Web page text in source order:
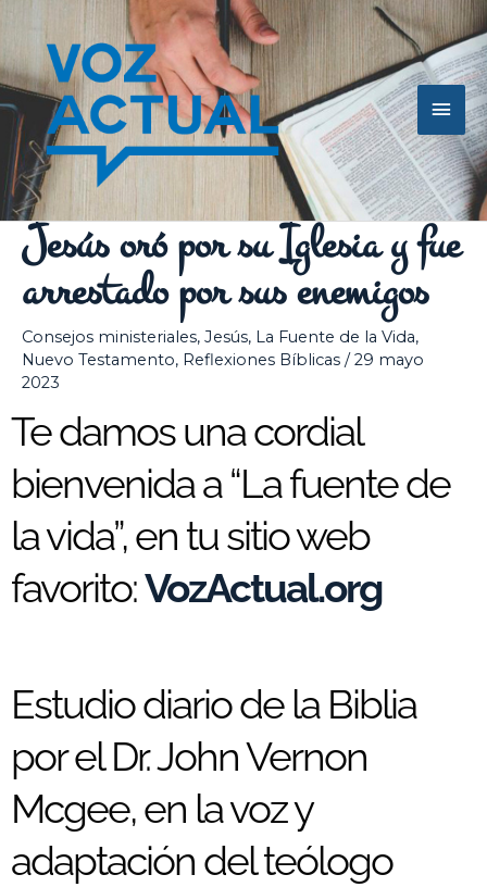
contenido
Jesús oró por su Iglesia y fue
arrestado por sus enemigos
Consejos ministeriales, Jesús, La Fuente de la Vida,
Nuevo Testamento, Reflexiones Bíblicas /29 mayo
2023
Te damos una cordial
bienvenida a “La fuente de
la vida”, en tu sitio web
favorito:VozActual.org
Estudio diario de la Biblia
por el Dr. John Vernon
Mcgee, en la voz y
adaptación del teólogo